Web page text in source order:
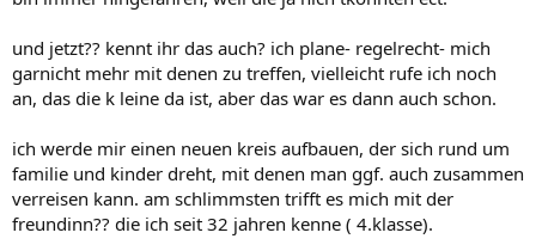
und jetzt?? kennt ihr das auch? ich plane- regelrecht- mich
garnicht mehr mit denen zu treffen, vielleicht rufe ich noch
an, das die k leine da ist, aber das war es dann auch schon.
ich werde mir einen neuen kreis aufbauen, der sich rund um
familie und kinder dreht, mit denen man ggf. auch zusammen
verreisen kann. am schlimmsten trifft es mich mit der
freundinn?? die ich seit 32 jahren kenne ( 4.klasse).